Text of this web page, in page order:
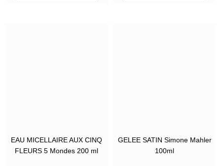
EAU MICELLAIRE AUX CINQ
FLEURS 5 Mondes 200 ml
GELEE SATIN Simone Mahler
100ml